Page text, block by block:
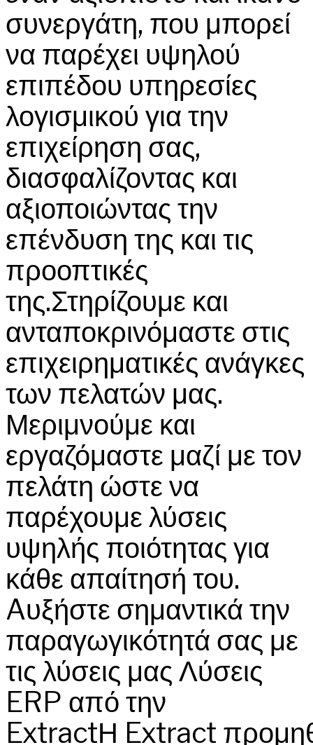
συνεργάτη, που μπορεί
να παρέχει υψηλού
επιπέδου υπηρεσίες
λογισμικού για την
επιχείρηση σας,
διασφαλίζοντας και
αξιοποιώντας την
επένδυση της και τις
προοπτικές
της.Στηρίζουμε και
ανταποκρινόμαστε στις
επιχειρηματικές ανάγκες
των πελατών μας.
Μεριμνούμε και
εργαζόμαστε μαζί με τον
πελάτη ώστε να
παρέχουμε λύσεις
υψηλής ποιότητας για
κάθε απαίτησή του.
Aυξήστε σημαντικά την
παραγωγικότητά σας με
τις λύσεις μας Λύσεις
ERP από την
ExtractΗ Extract